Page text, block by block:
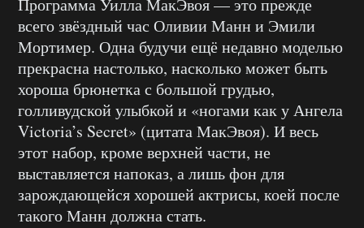
Программа Уилла МакЭвоя — это прежде
всего звёздный час Оливии Манн и Эмили
Мортимер. Одна будучи ещё недавно моделью
прекрасна настолько, насколько может быть
хороша брюнетка с большой грудью,
голливудской улыбкой и «ногами как у Ангела
Victoria’s Secret» (цитата МакЭвоя). И весь
этот набор, кроме верхней части, не
выставляется напоказ, а лишь фон для
зарождающейся хорошей актрисы, коей после
такого Манн должна стать.